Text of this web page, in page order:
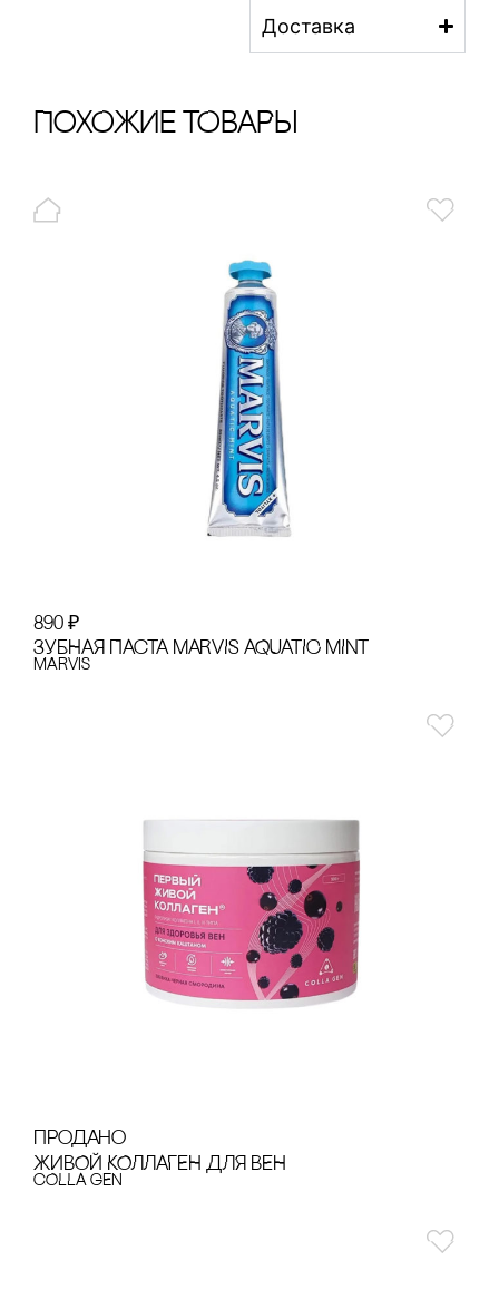
Доставка
ПохОжИе тОваРы
890 ₽
ЗУБНАЯ ПАсТА MARVIS AQUATIC MINT
Marvis
продано
ЖИВОЙ КОЛЛАГЕН ДЛЯ ВЕН
cOLLA GEN